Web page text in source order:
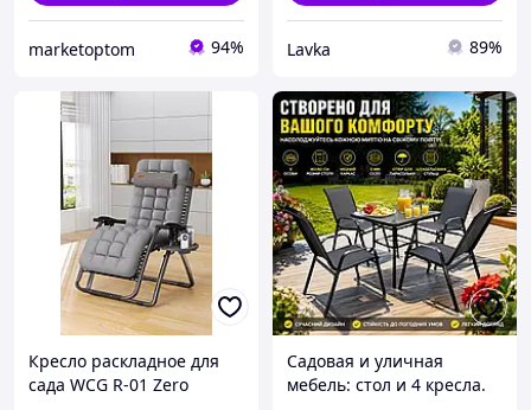
marketoptom 94% Lavka 89%
Кресло раскладное для
сада WCG R-01 Zero
Садовая и уличная
мебель: стол и 4 кресла.